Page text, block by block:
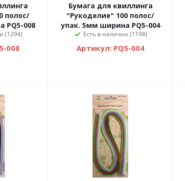
полос/
PQ5-008
(1294)
008
Бумага для квиллинга
"Рукоделие" 100 полос/
упак. 5мм ширина PQ5-004
Есть в наличии (1198)
Артикул: PQ5-004